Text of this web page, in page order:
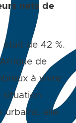
nets de
était de 42 %.
de
à vivre
situation
urbains, elle